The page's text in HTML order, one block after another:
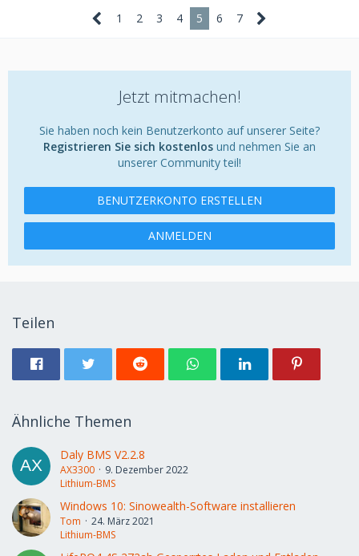
1 2 3 4 5 6 7
Jetzt mitmachen!
Sie haben noch kein Benutzerkonto auf unserer Seite?
Registrieren Sie sich kostenlos und nehmen Sie an
unserer Community teil!
BENUTZERKONTO ERSTELLEN
ANMELDEN
Teilen
Ähnliche Themen
Daly BMS V2.2.8
AX3300
9. Dezember 2022
Lithium-BMS
Windows 10: Sinowealth-Software installieren
Tom
24. März 2021
Lithium-BMS